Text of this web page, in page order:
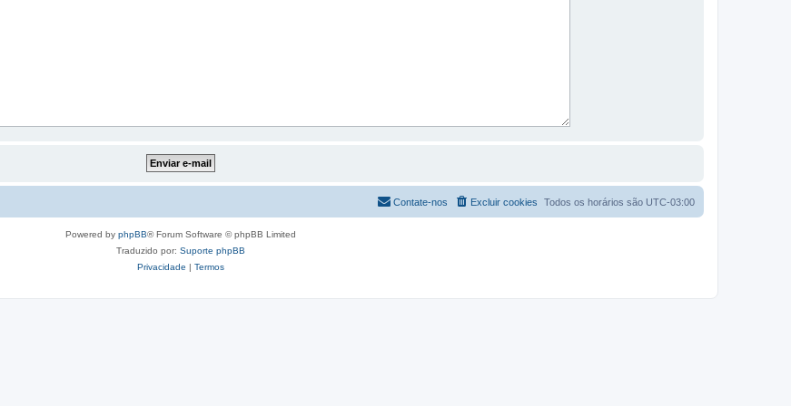
Todos os horários são UTC-03:00
Excluir cookies
Contate-nos
Powered by phpBB® Forum Software © phpBB Limited
Traduzido por: Suporte phpBB
Privacidade | Termos